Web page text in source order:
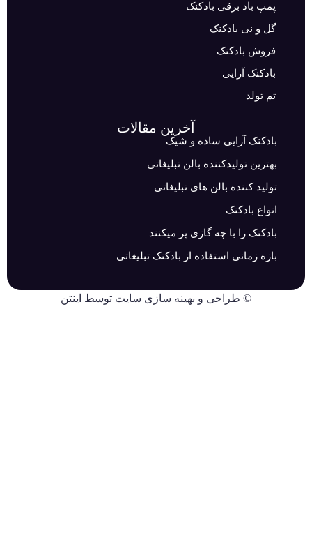
پمپ باد برقی بادکنک
گل و نی بادکنک
فروش بادکنک
بادکنک آرایی
تم تولد
آخرین مقالات
بادکنک آرایی ساده و شیک
بهترین تولیدکننده بالن تبلیغاتی
تولید کننده بالن های تبلیغاتی
انواع بادکنک
بادکنک را با چه گازی پر میکنند
بازه زمانی استفاده از بادکنک تبلیغاتی
© طراحیو بهینه سازی سایتتوسط اینتن